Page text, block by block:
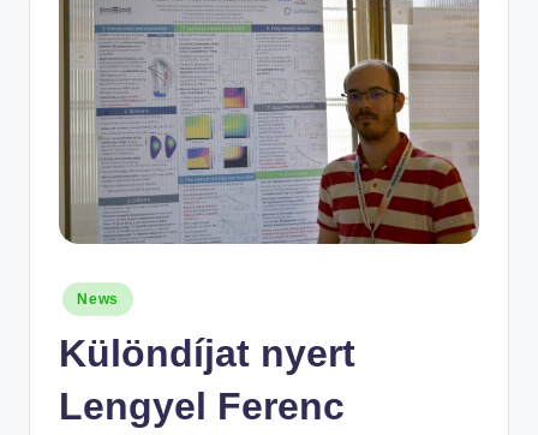
Posted
in
News
Különdíjat nyert
Lengyel Ferenc